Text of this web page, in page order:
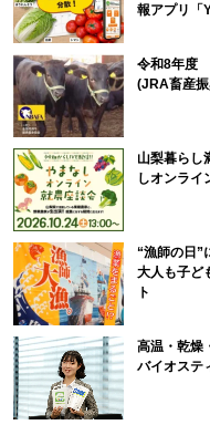
報アプリ「
令和8年度
(JRA畜産
山梨暮らし
しオンライ
“漁師の日”
大人も子ど
ト
高温・乾燥
バイオステ